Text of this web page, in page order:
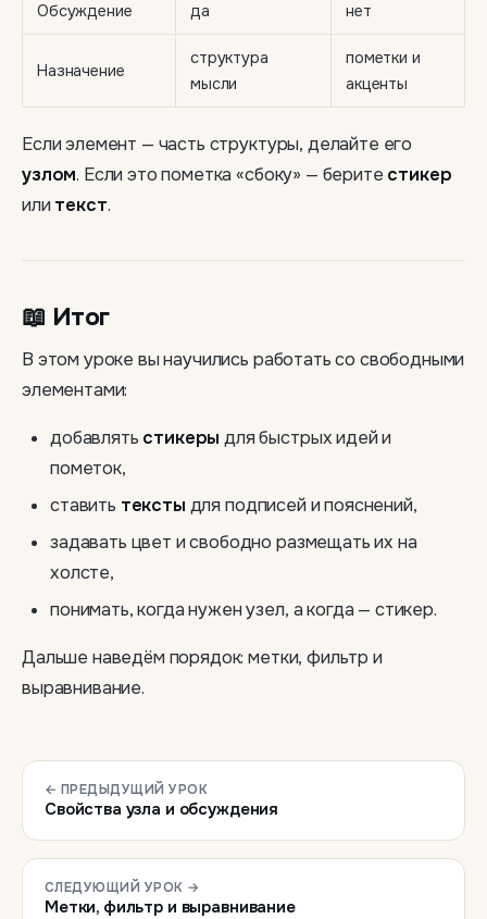
Обсуждение да нет
Назначение
структура
мысли
пометки и
акценты
Если элемент — часть структуры, делайте его
узлом. Если это пометка «сбоку» — берите стикер
илитекст.
📖 Итог
В этом уроке вы научились работать со свободными
элементами:
добавлять стикеры для быстрых идей и
пометок,
ставить тексты для подписей и пояснений,
задавать цвет и свободно размещать их на
холсте,
понимать, когда нужен узел, а когда — стикер.
Дальше наведём порядок: метки, фильтр и
выравнивание.
← ПРЕДЫДУЩИЙ УРОК
Свойства узла и обсуждения
СЛЕДУЮЩИЙ УРОК →
Метки, фильтр и выравнивание